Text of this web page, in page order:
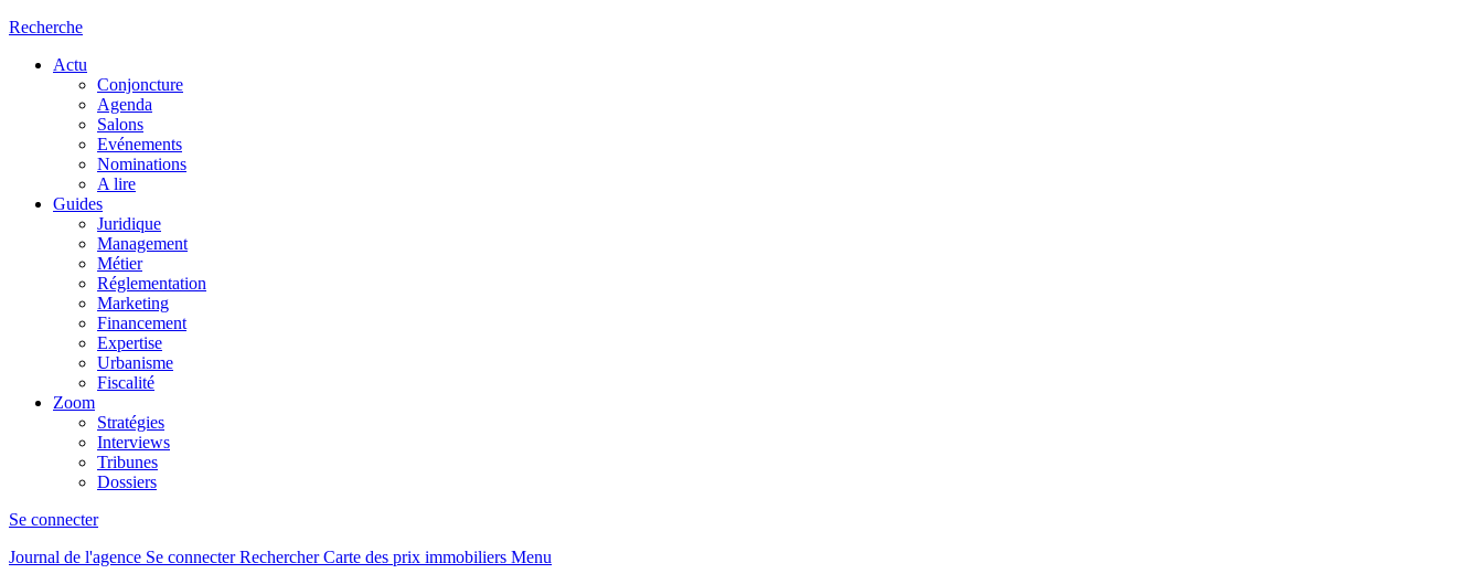
Recherche
Actu
Conjoncture
Agenda
Salons
Evénements
Nominations
A lire
Guides
Juridique
Management
Métier
Réglementation
Marketing
Financement
Expertise
Urbanisme
Fiscalité
Zoom
Stratégies
Interviews
Tribunes
Dossiers
Se connecter
Journal de l'agence Se connecterRechercher Carte des prix immobiliers Menu